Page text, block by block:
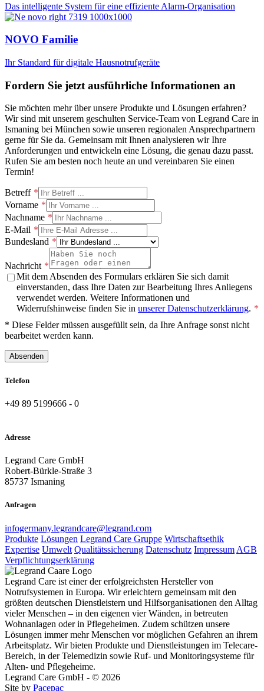
Das intelligente System für eine effiziente Alarm-Organisation
NOVO Familie
Ihr Standard für digitale Hausnotrufgeräte
Fordern Sie jetzt ausführliche Informationen an
Sie möchten mehr über unsere Produkte und Lösungen erfahren?
Wir sind mit unserem geschulten Service-Team von Legrand Care in
Ismaning bei München sowie unseren regionalen Ansprechpartnern
gerne für Sie da. Gemeinsam mit Ihnen analysieren wir Ihre
Anforderungen und entwickeln eine Lösung, die genau dazu passt.
Rufen Sie am besten noch heute an und vereinbaren Sie einen
Termin!
Betreff
Vorname
Nachname
E-Mail
Bundesland
Nachricht
Mit dem Absenden des Formulars erklären Sie sich damit
einverstanden, dass Ihre Daten zur Bearbeitung Ihres Anliegens
verwendet werden. Weitere Informationen und
Widerrufshinweise finden Sie in unserer Datenschutzerklärung.
* Diese Felder müssen ausgefüllt sein, da Ihre Anfrage sonst nicht
bearbeitet werden kann.
Absenden
Telefon
+49 89 5199666 - 0
Adresse
Legrand Care GmbH
Robert-Bürkle-Straße 3
85737 Ismaning
Anfragen
infogermany.legrandcare@legrand.com
Produkte Lösungen Legrand Care Gruppe Wirtschaftsethik
Expertise Umwelt Qualitätssicherung Datenschutz Impressum AGB
Verpflichtungserklärung
Legrand Care ist einer der erfolgreichsten Hersteller von
Notrufsystemen in Europa. Wir erleichtern gemeinsam mit den
größten deutschen Dienstleistern und Hilfsorganisationen den Alltag
vieler Menschen – in den eigenen vier Wänden, in betreuten
Wohnanlagen oder in Pflegeheimen. Zudem schützen unsere
Lösungen immer mehr Menschen vor möglichen Gefahren an ihrem
Arbeitsplatz. Wir bieten Produkte und Dienstleistungen im Telecare-
Bereich, in der Telemedizin sowie Ruf- und Monitoringsysteme für
Alten- und Pflegeheime.
Legrand Care GmbH - © 2026
Site by Pacepac